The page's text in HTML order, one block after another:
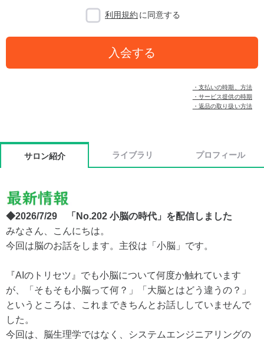
利用規約 に同意する
入会する
・支払いの時期、方法
・サービス提供の時期
・返品の取り扱い方法
サロン紹介 ライブラリ プロフィール
◆2026/7/29 「No.202 小脳の時代」を配信しました
みなさん、こんにちは。
今回は脳のお話をします。主役は「小脳」です。
『AIのトリセツ』でも小脳について何度か触れています
が、「そもそも小脳って何？」「大脳とはどう違うの？」
というところは、これまできちんとお話ししていませんで
した。
今回は、脳生理学ではなく、システムエンジニアリングの